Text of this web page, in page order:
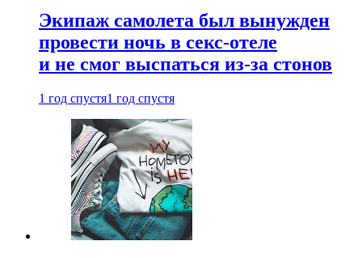
Экипаж самолета был вынужден
провести ночь в секс-отеле
и не смог выспаться из-за стонов
1 год спустя1 год спустя